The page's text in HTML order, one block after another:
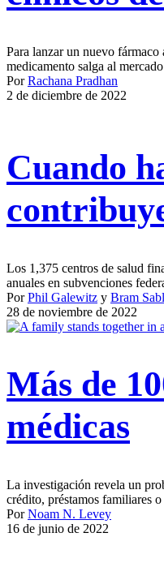
Para lanzar un nuevo
medicamento salga al
PorRachana Pradhan
2 de diciembre de 2022
Cuando
Los 1,375 centros de salud
anuales en subvenciones
PorPhil Galewitz y Bram
28 de noviembre de 2022
Más de
médicas
La investigación revela un
crédito, préstamos familiares
PorNoam N. Levey
16 de junio de 2022